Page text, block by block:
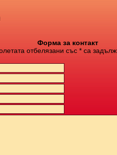
Форма за контакт
отбелязани със * са